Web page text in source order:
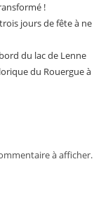
!
jours de fête à ne
du lac de Lenne
du Rouergue à
à afficher.